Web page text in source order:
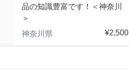
品の知識豊富です！＜神奈川
＞
神奈川県
¥2,500